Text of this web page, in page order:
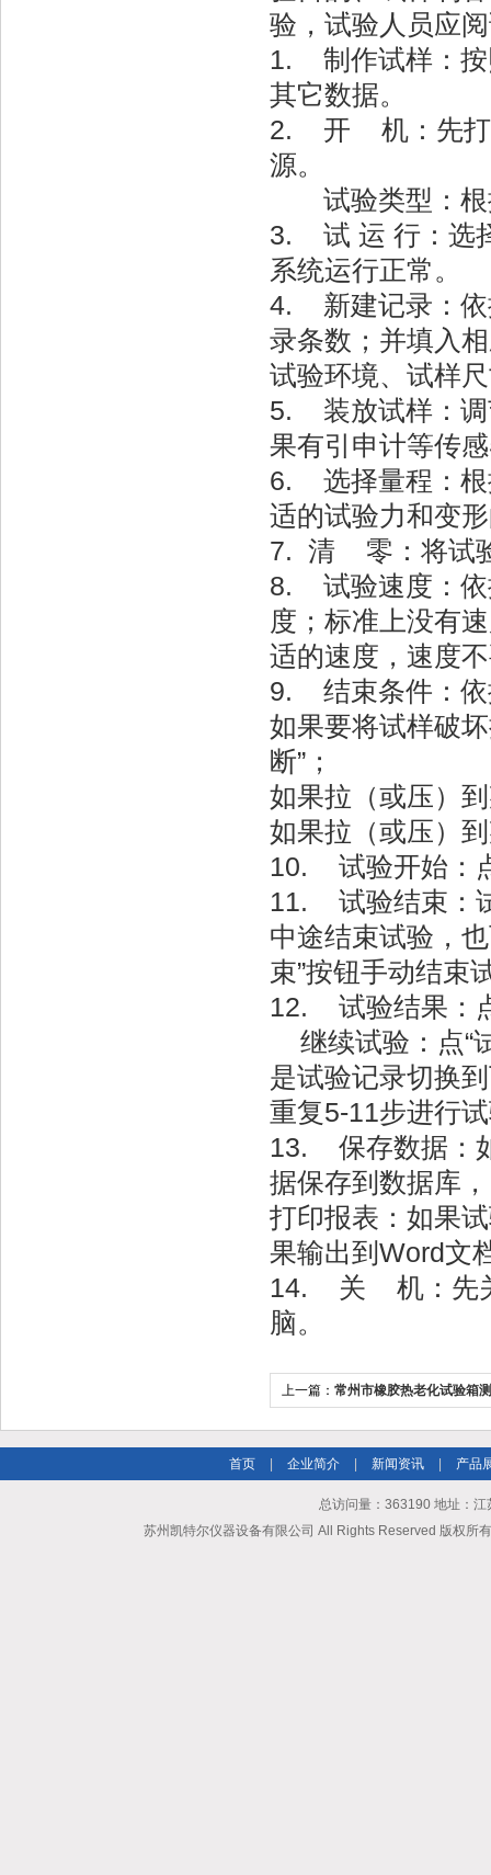
验，试验人员应
1. 制作试样：按
其它数据。
2. 开 机：先打
源。
试验类型：根
3. 试 运 行：选
系统运行正常。
4. 新建记录：依
录条数；并填入
试验环境、试样
5. 装放试样：调
果有引申计等传
6. 选择量程：根
适的试验力和变
7. 清 零：将试
8. 试验速度：依
度；标准上没有
适的速度，速度
9. 结束条件：依
如果要将试样破
断”；
如果拉（或压）
如果拉（或压）
10. 试验开始：
11. 试验结束：
中途结束试验，
束”按钮手动结束
12. 试验结果：
继续试验：点“
是试验记录切换
重复5-11步进行
13. 保存数据：
据保存到数据库
打印报表：如果
果输出到Word文
14. 关 机：先关
脑。
上一篇： 常州市橡胶热老化试验箱
首页 企业简介 新闻资讯 产品
总访问量：363190 地址：
苏州凯特尔仪器设备有限公司 All Rights Reserved 版权所